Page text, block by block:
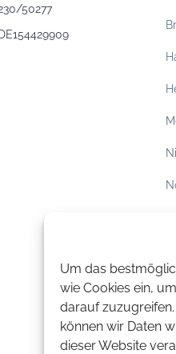
Um das
wie Cookies ein,
darauf
können wir Daten
dieser Website
50277
DE154429909